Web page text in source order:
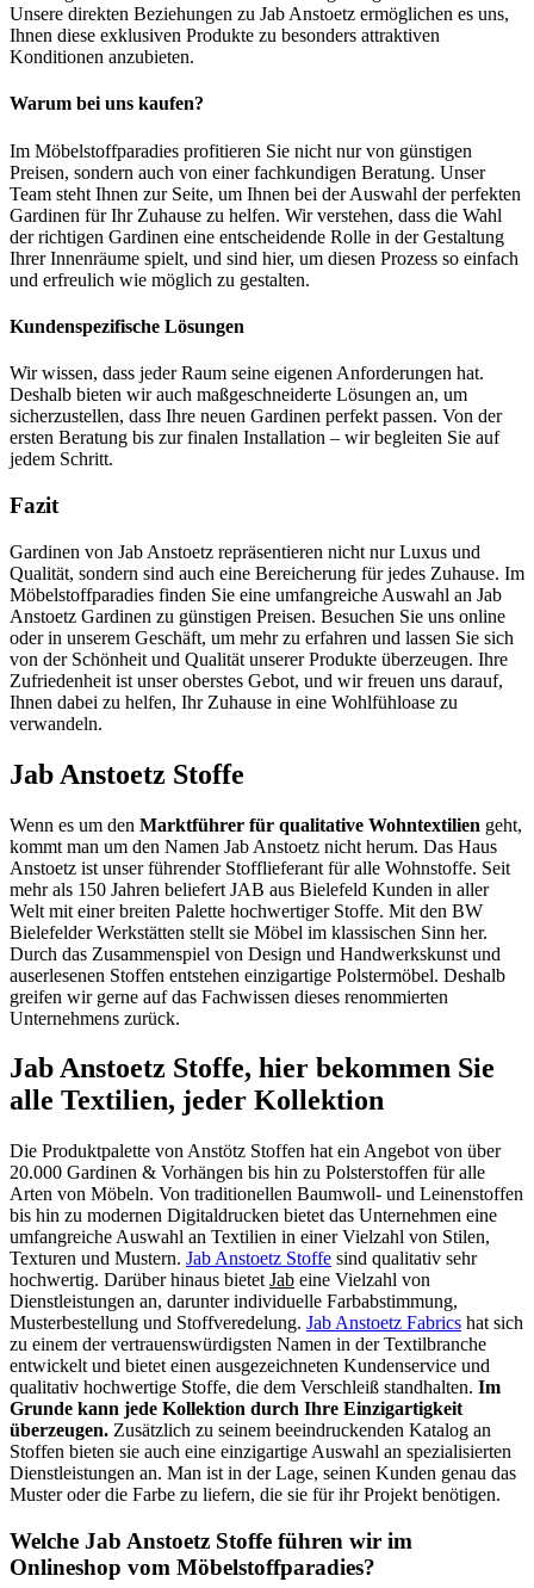
Unsere direkten Beziehungen zu Jab Anstoetz ermöglichen es uns,
Ihnen diese exklusiven Produkte zu besonders attraktiven
Konditionen anzubieten.
Warum bei uns kaufen?
Im Möbelstoffparadies profitieren Sie nicht nur von günstigen
Preisen, sondern auch von einer fachkundigen Beratung. Unser
Team steht Ihnen zur Seite, um Ihnen bei der Auswahl der perfekten
Gardinen für Ihr Zuhause zu helfen. Wir verstehen, dass die Wahl
der richtigen Gardinen eine entscheidende Rolle in der Gestaltung
Ihrer Innenräume spielt, und sind hier, um diesen Prozess so einfach
und erfreulich wie möglich zu gestalten.
Kundenspezifische Lösungen
Wir wissen, dass jeder Raum seine eigenen Anforderungen hat.
Deshalb bieten wir auch maßgeschneiderte Lösungen an, um
sicherzustellen, dass Ihre neuen Gardinen perfekt passen. Von der
ersten Beratung bis zur finalen Installation – wir begleiten Sie auf
jedem Schritt.
Fazit
Gardinen von Jab Anstoetz repräsentieren nicht nur Luxus und
Qualität, sondern sind auch eine Bereicherung für jedes Zuhause. Im
Möbelstoffparadies finden Sie eine umfangreiche Auswahl an Jab
Anstoetz Gardinen zu günstigen Preisen. Besuchen Sie uns online
oder in unserem Geschäft, um mehr zu erfahren und lassen Sie sich
von der Schönheit und Qualität unserer Produkte überzeugen. Ihre
Zufriedenheit ist unser oberstes Gebot, und wir freuen uns darauf,
Ihnen dabei zu helfen, Ihr Zuhause in eine Wohlfühloase zu
verwandeln.
Jab Anstoetz Stoffe
Wenn es um den Marktführer für qualitative Wohntextilien geht,
kommt man um den Namen Jab Anstoetz nicht herum. Das Haus
Anstoetz ist unser führender Stofflieferant für alle Wohnstoffe. Seit
mehr als 150 Jahren beliefert JAB aus Bielefeld Kunden in aller
Welt mit einer breiten Palette hochwertiger Stoffe. Mit den BW
Bielefelder Werkstätten stellt sie Möbel im klassischen Sinn her.
Durch das Zusammenspiel von Design und Handwerkskunst und
auserlesenen Stoffen entstehen einzigartige Polstermöbel. Deshalb
greifen wir gerne auf das Fachwissen dieses renommierten
Unternehmens zurück.
Jab Anstoetz Stoffe, hier bekommen Sie
alle Textilien, jeder Kollektion
Die Produktpalette von Anstötz Stoffen hat ein Angebot von über
20.000 Gardinen & Vorhängen bis hin zu Polsterstoffen für alle
Arten von Möbeln. Von traditionellen Baumwoll- und Leinenstoffen
bis hin zu modernen Digitaldrucken bietet das Unternehmen eine
umfangreiche Auswahl an Textilien in einer Vielzahl von Stilen,
Texturen und Mustern. Jab Anstoetz Stoffe sind qualitativ sehr
hochwertig. Darüber hinaus bietet Jab eine Vielzahl von
Dienstleistungen an, darunter individuelle Farbabstimmung,
Musterbestellung und Stoffveredelung. Jab Anstoetz Fabrics hat sich
zu einem der vertrauenswürdigsten Namen in der Textilbranche
entwickelt und bietet einen ausgezeichneten Kundenservice und
qualitativ hochwertige Stoffe, die dem Verschleiß standhalten. Im
Grunde kann jede Kollektion durch Ihre Einzigartigkeit
überzeugen. Zusätzlich zu seinem beeindruckenden Katalog an
Stoffen bieten sie auch eine einzigartige Auswahl an spezialisierten
Dienstleistungen an. Man ist in der Lage, seinen Kunden genau das
Muster oder die Farbe zu liefern, die sie für ihr Projekt benötigen.
Welche Jab Anstoetz Stoffe führen wir im
Onlineshop vom Möbelstoffparadies?